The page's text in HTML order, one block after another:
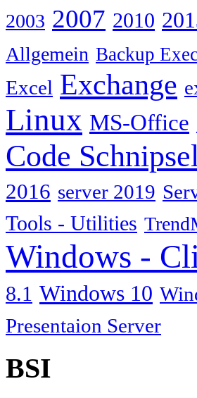
2003 2007 2010
Allgemein Backup
Excel Exchange
Linux MS-Office
Code
2016 server 2019
Tools - Utilities
Windows -
8.1 Windows 10
Presentaion Server
BSI